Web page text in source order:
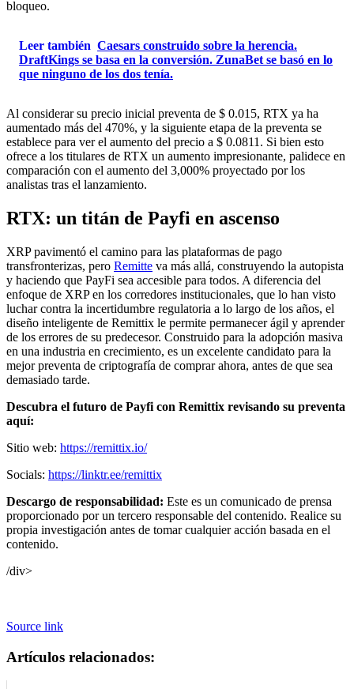
bloqueo.
Leer también Caesars construido sobre la herencia.
DraftKings se basa en la conversión. ZunaBet se basó en lo
que ninguno de los dos tenía.
Al considerar su precio inicial preventa de $ 0.015, RTX ya ha
aumentado más del 470%, y la siguiente etapa de la preventa se
establece para ver el aumento del precio a $ 0.0811. Si bien esto
ofrece a los titulares de RTX un aumento impresionante, palidece en
comparación con el aumento del 3,000% proyectado por los
analistas tras el lanzamiento.
RTX: un titán de Payfi en ascenso
XRP pavimentó el camino para las plataformas de pago
transfronterizas, pero Remitte va más allá, construyendo la autopista
y haciendo que PayFi sea accesible para todos. A diferencia del
enfoque de XRP en los corredores institucionales, que lo han visto
luchar contra la incertidumbre regulatoria a lo largo de los años, el
diseño inteligente de Remittix le permite permanecer ágil y aprender
de los errores de su predecesor. Construido para la adopción masiva
en una industria en crecimiento, es un excelente candidato para la
mejor preventa de criptografía de comprar ahora, antes de que sea
demasiado tarde.
Descubra el futuro de Payfi con Remittix revisando su preventa
aquí:
Sitio web: https://remittix.io/
Socials: https://linktr.ee/remittix
Descargo de responsabilidad: Este es un comunicado de prensa
proporcionado por un tercero responsable del contenido. Realice su
propia investigación antes de tomar cualquier acción basada en el
contenido.
/div>
Source link
Artículos relacionados: